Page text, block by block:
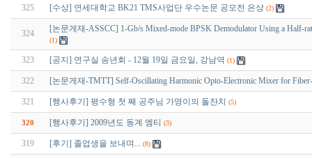
325 [수상] 연세대학교 BK21 TMS사업단 우수논문 공모전 은상 (2)
324 [논문게재-ASSCC] 1-Gb/s Mixed-mode BPSK Demodulator Using a Half-
(1)
323 [공지] 연구실 송년회 - 12월 19일 금요일, 강남역 (1)
322 [논문게재-TMTT] Self-Oscillating Harmonic Opto-Electronic Mixer for
321 [행사후기] 평수형 첫 째 공주님 가영이의 돌잔치 (5)
320 [행사후기] 2009년도 동계 엠티 (3)
319 [후기] 졸업생을 보내며... (8)